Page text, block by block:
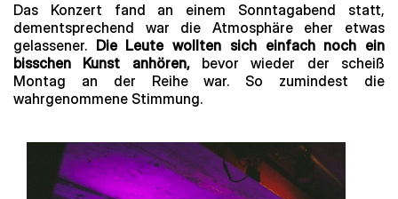
Das Konzert fand an einem Sonntagabend statt,
dementsprechend war die Atmosphäre eher etwas
gelassener. Die Leute wollten sich einfach noch ein
bisschen Kunst anhören,bevor wieder der scheiß
Montag an der Reihe war. So zumindest die
wahrgenommene Stimmung.